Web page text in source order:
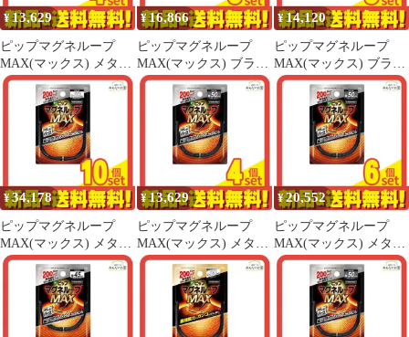
¥13,629
ピップマグネループ
MAX(マックス) メタル
シルバー 45cm 4個セッ
ト まとめ売り
¥16,866
ピップマグネループ
MAX(マックス) ブラッ
ク 60cm 6個セット まと
¥14,120
ピップマグネループ
MAX(マックス) ブラッ
ク 60cm 5個セット まと
¥34,178
ピップマグネループ
MAX(マックス) メタル
シルバー 60cm 10個セ
ット まとめ売り
¥13,629
ピップマグネループ
MAX(マックス) メタル
シルバー 50cm 4個セッ
ト まとめ売り
¥20,552
ピップマグネループ
MAX(マックス) メタル
シルバー 50cm 6個セッ
ト まとめ売り